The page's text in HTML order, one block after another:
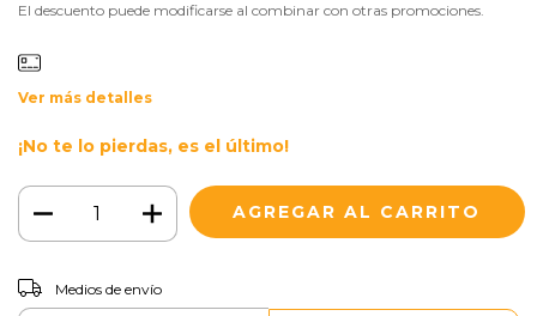
El descuento puede modificarse al combinar con otras promociones.
Ver más detalles
¡No te lo pierdas, es el último!
Entregas para el CP:
Medios de envío